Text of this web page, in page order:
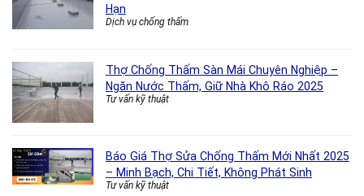
Hạn
Dịch vụ chống thấm
Thợ Chống Thấm Sàn Mái Chuyên Nghiệp –
Ngăn Nước Thấm, Giữ Nhà Khô Ráo 2025
Tư vấn kỹ thuật
Báo Giá Thợ Sửa Chống Thấm Mới Nhất 2025
– Minh Bạch, Chi Tiết, Không Phát Sinh
Tư vấn kỹ thuật